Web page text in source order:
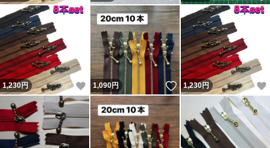
1,230円 いいね！
1,090円 いいね！
1,230円